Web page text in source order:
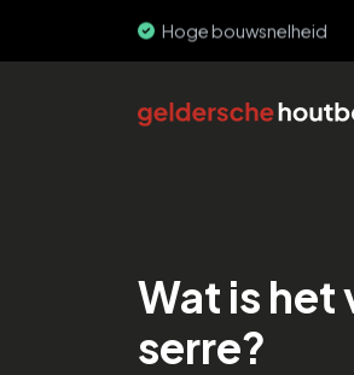
Hoge bouwsnelheid
Wat is het
serre?